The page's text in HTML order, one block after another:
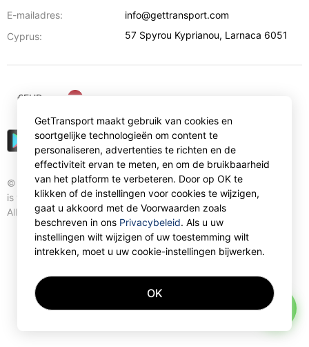
E-mailadres:
info@gettransport.com
Cyprus:
57 Spyrou Kyprianou, Larnaca 6051
© Gettransport International Limited. GetTransport®
is trademark of Gettransport International Limited.
All rights reserved.
€EUR
GetTransport maakt gebruik van cookies en
soortgelijke technologieën om content te
personaliseren, advertenties te richten en de
effectiviteit ervan te meten, en om de bruikbaarheid
van het platform te verbeteren. Door op OK te
klikken of de instellingen voor cookies te wijzigen,
gaat u akkoord met de Voorwaarden zoals
beschreven in ons Privacybeleid. Als u uw
instellingen wilt wijzigen of uw toestemming wilt
intrekken, moet u uw cookie-instellingen bijwerken.
OK
AI